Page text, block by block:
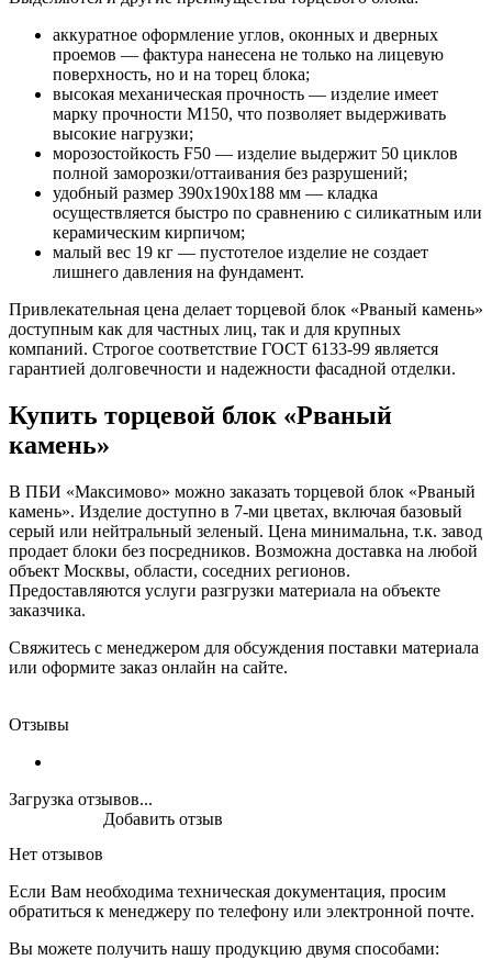
аккуратное оформление углов, оконных и дверных
проемов — фактура нанесена не только на лицевую
поверхность, но и на торец блока;
высокая механическая прочность — изделие имеет
марку прочности М150, что позволяет выдерживать
высокие нагрузки;
морозостойкость F50 — изделие выдержит 50 циклов
полной заморозки/оттаивания без разрушений;
удобный размер 390х190х188 мм — кладка
осуществляется быстро по сравнению с силикатным или
керамическим кирпичом;
малый вес 19 кг — пустотелое изделие не создает
лишнего давления на фундамент.
Привлекательная цена делает торцевой блок «Рваный камень»
доступным как для частных лиц, так и для крупных
компаний. Строгое соответствие ГОСТ 6133-99 является
гарантией долговечности и надежности фасадной отделки.
Купить торцевой блок «Рваный
камень»
В ПБИ «Максимово» можно заказать торцевой блок «Рваный
камень». Изделие доступно в 7-ми цветах, включая базовый
серый или нейтральный зеленый. Цена минимальна, т.к. завод
продает блоки без посредников. Возможна доставка на любой
объект Москвы, области, соседних регионов.
Предоставляются услуги разгрузки материала на объекте
заказчика.
Свяжитесь с менеджером для обсуждения поставки материала
или оформите заказ онлайн на сайте.
Отзывы
Загрузка отзывов...
Нет отзывов
Добавить отзыв
Если Вам необходима техническая документация, просим
обратиться к менеджеру по телефону или электронной почте.
Вы можете получить нашу продукцию двумя способами: